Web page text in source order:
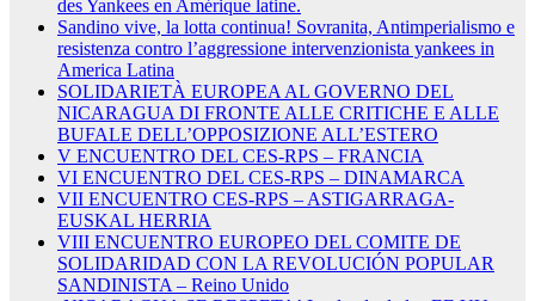
des Yankees en Amérique latine.
Sandino vive, la lotta continua! Sovranita, Antimperialismo e
resistenza contro l’aggressione intervenzionista yankees in
America Latina
SOLIDARIETÀ EUROPEA AL GOVERNO DEL
NICARAGUA DI FRONTE ALLE CRITICHE E ALLE
BUFALE DELL’OPPOSIZIONE ALL’ESTERO
V ENCUENTRO DEL CES-RPS – FRANCIA
VI ENCUENTRO DEL CES-RPS – DINAMARCA
VII ENCUENTRO CES-RPS – ASTIGARRAGA-
EUSKAL HERRIA
VIII ENCUENTRO EUROPEO DEL COMITE DE
SOLIDARIDAD CON LA REVOLUCIÓN POPULAR
SANDINISTA – Reino Unido